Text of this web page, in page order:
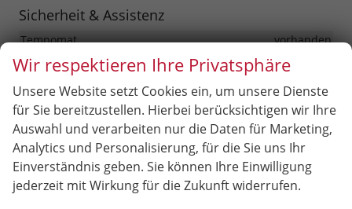
Sicherheit & Assistenz
Tempomat
vorhanden
Parksensoren hinten
vorhanden
Rückfahrkamera mit dynamischer
Begrenzungssignalisierung
vorhanden
Lichtsensor
vorhanden
Fahrer-und Beifahrerairbag (Beifahrerairbag
deaktivierbar)
vorhanden
Kopfairbag (vorne und hinten)
vorhanden
Wir respektieren Ihre Privatsphäre
Unsere Website setzt Cookies ein, um unsere Dienste
für Sie bereitzustellen. Hierbei berücksichtigen wir Ihre
Auswahl und verarbeiten nur die Daten für Marketing,
Analytics und Personalisierung, für die Sie uns Ihr
Einverständnis geben. Sie können Ihre Einwilligung
jederzeit mit Wirkung für die Zukunft widerrufen.